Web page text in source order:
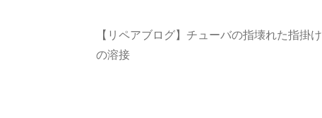
【リペアブログ】チューバの指壊れた指掛け
の溶接